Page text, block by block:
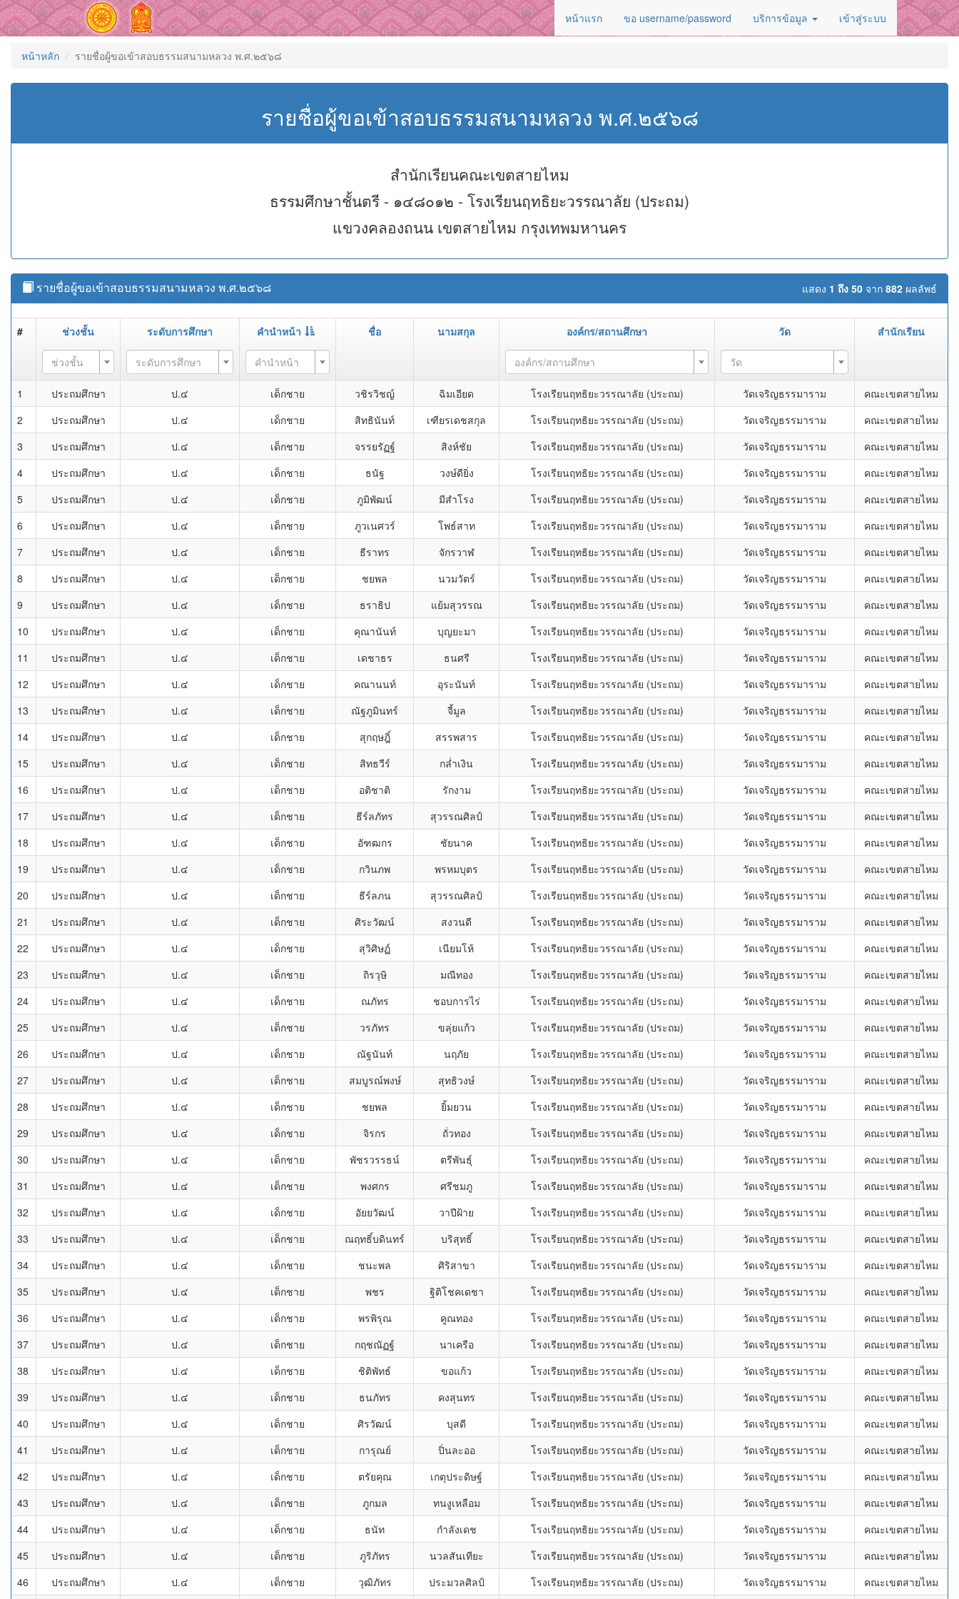
หน้าแรก ขอ username/password บริการข้อมูล เข้าสู่ระบบ
หน้าหลัก รายชื่อผู้ขอเข้าสอบธรรมสนามหลวง พ.ศ.๒๕๖๘
รายชื่อผู้ขอเข้าสอบธรรมสนามหลวง พ.ศ.๒๕๖๘
สำนักเรียนคณะเขตสายไหม
ธรรมศึกษาชั้นตรี - ๑๔๘๐๑๒ - โรงเรียนฤทธิยะวรรณาลัย (ประถม)
แขวงคลองถนน เขตสายไหม กรุงเทพมหานคร
แสดง 1 ถึง 50 จาก 882 ผลลัพธ์
รายชื่อผู้ขอเข้าสอบธรรมสนามหลวง พ.ศ.๒๕๖๘
# ช่วงชั้น ระดับการศึกษา คำนำหน้า ชื่อ นามสกุล องค์กร/สถานศึกษา วัด สำนักเรียน
ช่วงชั้น ระดับการศึกษา คำนำหน้า องค์กร/สถานศึกษา วัด
1 ประถมศึกษา ป.๔ เด็กชาย วชิรวิชญ์ ฉิมเอียด โรงเรียนฤทธิยะวรรณาลัย (ประถม) วัดเจริญธรรมาราม
คณะเขตสายไหม
2
ประถมศึกษา ป.๔ เด็กชาย สิทธินันท์ เฑียรเดชสกุล โรงเรียนฤทธิยะวรรณาลัย (ประถม) วัดเจริญธรรมาราม
คณะเขตสายไหม
3
ประถมศึกษา ป.๔ เด็กชาย จรรยรัฏฐ์ สิงห์ชัย โรงเรียนฤทธิยะวรรณาลัย (ประถม) วัดเจริญธรรมาราม
คณะเขตสายไหม
4
ประถมศึกษา ป.๔ เด็กชาย ธนัฐ วงษ์ดียิ่ง โรงเรียนฤทธิยะวรรณาลัย (ประถม) วัดเจริญธรรมาราม
คณะเขตสายไหม
5
ประถมศึกษา ป.๔ เด็กชาย ภูมิพัฒน์ มีสำโรง โรงเรียนฤทธิยะวรรณาลัย (ประถม) วัดเจริญธรรมาราม
คณะเขตสายไหม
6
ประถมศึกษา ป.๔ เด็กชาย ภูวเนศวร์ โพธ์สาท โรงเรียนฤทธิยะวรรณาลัย (ประถม) วัดเจริญธรรมาราม
คณะเขตสายไหม
7
ประถมศึกษา ป.๔ เด็กชาย ธีราทร จักรวาฬ โรงเรียนฤทธิยะวรรณาลัย (ประถม) วัดเจริญธรรมาราม
คณะเขตสายไหม
8
ประถมศึกษา ป.๔ เด็กชาย ชยพล นวมวัตร์ โรงเรียนฤทธิยะวรรณาลัย (ประถม) วัดเจริญธรรมาราม
คณะเขตสายไหม
9
ประถมศึกษา ป.๔ เด็กชาย ธราธิป แย้มสุวรรณ โรงเรียนฤทธิยะวรรณาลัย (ประถม) วัดเจริญธรรมาราม
คณะเขตสายไหม
10
ประถมศึกษา ป.๔ เด็กชาย คุณานันท์ บุญยะมา โรงเรียนฤทธิยะวรรณาลัย (ประถม) วัดเจริญธรรมาราม
คณะเขตสายไหม
11
ประถมศึกษา ป.๔ เด็กชาย เดชาธร ธนศรี โรงเรียนฤทธิยะวรรณาลัย (ประถม) วัดเจริญธรรมาราม
คณะเขตสายไหม
12
ประถมศึกษา ป.๔ เด็กชาย คณานนท์ อุระนันท์ โรงเรียนฤทธิยะวรรณาลัย (ประถม) วัดเจริญธรรมาราม
คณะเขตสายไหม
13
ประถมศึกษา ป.๔ เด็กชาย ณัฐภูมินทร์ จี้มูล โรงเรียนฤทธิยะวรรณาลัย (ประถม) วัดเจริญธรรมาราม
คณะเขตสายไหม
14
ประถมศึกษา ป.๔ เด็กชาย สุกฤษฎิ์ สรรพสาร โรงเรียนฤทธิยะวรรณาลัย (ประถม) วัดเจริญธรรมาราม
คณะเขตสายไหม
15
ประถมศึกษา ป.๔ เด็กชาย สิทธวีร์ กล่ำเงิน โรงเรียนฤทธิยะวรรณาลัย (ประถม) วัดเจริญธรรมาราม
คณะเขตสายไหม
16
ประถมศึกษา ป.๔ เด็กชาย อติชาติ รักงาม โรงเรียนฤทธิยะวรรณาลัย (ประถม) วัดเจริญธรรมาราม
คณะเขตสายไหม
17
ประถมศึกษา ป.๔ เด็กชาย ธีร์ลภัทร สุวรรณศิลป์ โรงเรียนฤทธิยะวรรณาลัย (ประถม) วัดเจริญธรรมาราม
คณะเขตสายไหม
18
ประถมศึกษา ป.๔ เด็กชาย อัฑฒกร ชัยนาค โรงเรียนฤทธิยะวรรณาลัย (ประถม) วัดเจริญธรรมาราม
คณะเขตสายไหม
19
ประถมศึกษา ป.๔ เด็กชาย กวินภพ พรหมบุตร โรงเรียนฤทธิยะวรรณาลัย (ประถม) วัดเจริญธรรมาราม
คณะเขตสายไหม
20
ประถมศึกษา ป.๔ เด็กชาย ธีร์ลภน สุวรรณศิลป์ โรงเรียนฤทธิยะวรรณาลัย (ประถม) วัดเจริญธรรมาราม
คณะเขตสายไหม
21
ประถมศึกษา ป.๔ เด็กชาย ศิระวัฒน์ สงวนดี โรงเรียนฤทธิยะวรรณาลัย (ประถม) วัดเจริญธรรมาราม
คณะเขตสายไหม
22
ประถมศึกษา ป.๔ เด็กชาย สุวิศิษฏ์ เนียมโห้ โรงเรียนฤทธิยะวรรณาลัย (ประถม) วัดเจริญธรรมาราม
คณะเขตสายไหม
23
ประถมศึกษา ป.๔ เด็กชาย ถิรวุษิ มณีทอง โรงเรียนฤทธิยะวรรณาลัย (ประถม) วัดเจริญธรรมาราม
คณะเขตสายไหม
24
ประถมศึกษา ป.๔ เด็กชาย ณภัทร ชอบการไร่ โรงเรียนฤทธิยะวรรณาลัย (ประถม) วัดเจริญธรรมาราม
คณะเขตสายไหม
25
ประถมศึกษา ป.๔ เด็กชาย วรภัทร ขลุ่ยแก้ว โรงเรียนฤทธิยะวรรณาลัย (ประถม) วัดเจริญธรรมาราม
คณะเขตสายไหม
26
ประถมศึกษา ป.๔ เด็กชาย ณัฐนันท์ นฤภัย โรงเรียนฤทธิยะวรรณาลัย (ประถม) วัดเจริญธรรมาราม
คณะเขตสายไหม
27
ประถมศึกษา ป.๔ เด็กชาย สมบูรณ์พงษ์ สุทธิวงษ์ โรงเรียนฤทธิยะวรรณาลัย (ประถม) วัดเจริญธรรมาราม
คณะเขตสายไหม
28
ประถมศึกษา ป.๔ เด็กชาย ชยพล ยิ้มยวน โรงเรียนฤทธิยะวรรณาลัย (ประถม) วัดเจริญธรรมาราม
คณะเขตสายไหม
29
ประถมศึกษา ป.๔ เด็กชาย จิรกร ถั่วทอง โรงเรียนฤทธิยะวรรณาลัย (ประถม) วัดเจริญธรรมาราม
คณะเขตสายไหม
30
ประถมศึกษา ป.๔ เด็กชาย พัชรวรรธน์ ตรีพันธุ์ โรงเรียนฤทธิยะวรรณาลัย (ประถม) วัดเจริญธรรมาราม
คณะเขตสายไหม
31
ประถมศึกษา ป.๔ เด็กชาย พงศกร ศรีชมภู โรงเรียนฤทธิยะวรรณาลัย (ประถม) วัดเจริญธรรมาราม
คณะเขตสายไหม
32
ประถมศึกษา ป.๔ เด็กชาย อัยยวัฒน์ วาปีฝ้าย โรงเรียนฤทธิยะวรรณาลัย (ประถม) วัดเจริญธรรมาราม
คณะเขตสายไหม
33
ประถมศึกษา ป.๔ เด็กชาย ณฤทธิ์บดินทร์ บริสุทธิ์ โรงเรียนฤทธิยะวรรณาลัย (ประถม) วัดเจริญธรรมาราม
คณะเขตสายไหม
34
ประถมศึกษา ป.๔ เด็กชาย ชนะพล ศิริสาขา โรงเรียนฤทธิยะวรรณาลัย (ประถม) วัดเจริญธรรมาราม
คณะเขตสายไหม
35
ประถมศึกษา ป.๔ เด็กชาย พชร ฐิติโชคเดชา โรงเรียนฤทธิยะวรรณาลัย (ประถม) วัดเจริญธรรมาราม
คณะเขตสายไหม
36
ประถมศึกษา ป.๔ เด็กชาย พรพิรุณ คูณทอง โรงเรียนฤทธิยะวรรณาลัย (ประถม) วัดเจริญธรรมาราม
คณะเขตสายไหม
37
ประถมศึกษา ป.๔ เด็กชาย กฤชณัฏฐ์ นาเครือ โรงเรียนฤทธิยะวรรณาลัย (ประถม) วัดเจริญธรรมาราม
คณะเขตสายไหม
38
ประถมศึกษา ป.๔ เด็กชาย ชิติพัทธ์ ขอแก้ว โรงเรียนฤทธิยะวรรณาลัย (ประถม) วัดเจริญธรรมาราม
คณะเขตสายไหม
39
ประถมศึกษา ป.๔ เด็กชาย ธนภัทร คงสุนทร โรงเรียนฤทธิยะวรรณาลัย (ประถม) วัดเจริญธรรมาราม
คณะเขตสายไหม
40
ประถมศึกษา ป.๔ เด็กชาย ศิรวัฒน์ บุสดี โรงเรียนฤทธิยะวรรณาลัย (ประถม) วัดเจริญธรรมาราม
คณะเขตสายไหม
41
ประถมศึกษา ป.๔ เด็กชาย การุณย์ ปิ่นละออ โรงเรียนฤทธิยะวรรณาลัย (ประถม) วัดเจริญธรรมาราม
คณะเขตสายไหม
42
ประถมศึกษา ป.๔ เด็กชาย ตรัยคุณ เกตุประดิษฐ์ โรงเรียนฤทธิยะวรรณาลัย (ประถม) วัดเจริญธรรมาราม
คณะเขตสายไหม
43
ประถมศึกษา ป.๔ เด็กชาย ภูกมล ทนงูเหลือม โรงเรียนฤทธิยะวรรณาลัย (ประถม) วัดเจริญธรรมาราม
คณะเขตสายไหม
44
ประถมศึกษา ป.๔ เด็กชาย ธนัท กำลังเดช โรงเรียนฤทธิยะวรรณาลัย (ประถม) วัดเจริญธรรมาราม
คณะเขตสายไหม
45
ประถมศึกษา ป.๔ เด็กชาย ภูริภัทร นวลสันเทียะ โรงเรียนฤทธิยะวรรณาลัย (ประถม) วัดเจริญธรรมาราม
คณะเขตสายไหม
46
ประถมศึกษา ป.๔ เด็กชาย วุฒิภัทร ประมวลศิลป์ โรงเรียนฤทธิยะวรรณาลัย (ประถม) วัดเจริญธรรมาราม คณะเขตสายไหม